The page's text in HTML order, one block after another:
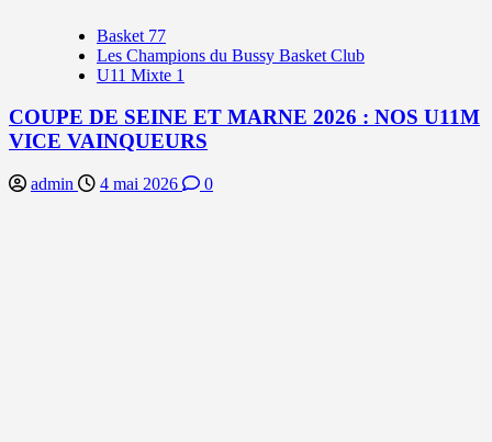
Basket 77
Les Champions du Bussy Basket Club
U11 Mixte 1
COUPE DE SEINE ET MARNE 2026 : NOS U11M
VICE VAINQUEURS
admin 4 mai 2026 0